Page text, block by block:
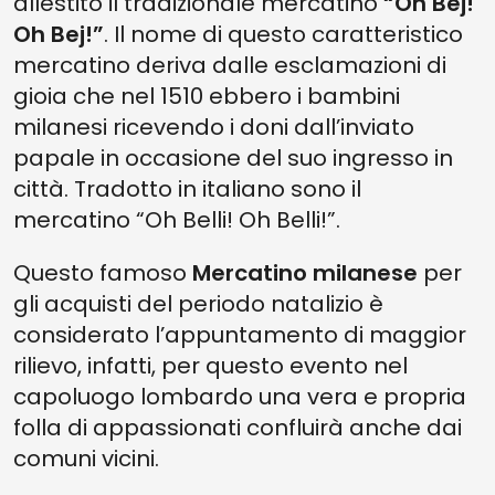
Oh Bej!”. Il nome di questo caratteristico
mercatino deriva dalle esclamazioni di
gioia che nel 1510 ebbero i bambini
milanesi ricevendo i doni dall’inviato
papale in occasione del suo ingresso in
città. Tradotto in italiano sono il
mercatino “Oh Belli! Oh Belli!”.
Questo famoso Mercatino milanese per
gli acquisti del periodo natalizio è
considerato l’appuntamento di maggior
rilievo, infatti, per questo evento nel
capoluogo lombardo una vera e propria
folla di appassionati confluirà anche dai
comuni vicini.